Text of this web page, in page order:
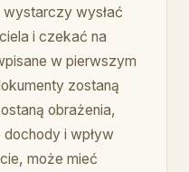
wystarczy wysłać
i czekać na
w pierwszym
zostaną
obrażenia,
i wpływ
może mieć